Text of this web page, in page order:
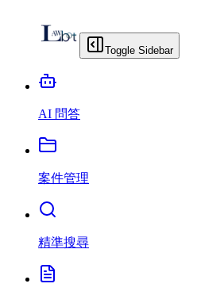
Toggle Sidebar
AI 問答
案件管理
精準搜尋